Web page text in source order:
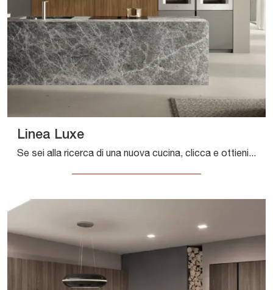
Linea Luxe
Se sei alla ricerca di una nuova cucina, clicca e ottieni informazioni sul modello Linea Luxe Composit.